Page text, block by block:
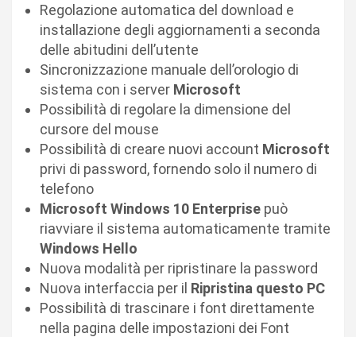
Regolazione automatica del download e
installazione degli aggiornamenti a seconda
delle abitudini dell’utente
Sincronizzazione manuale dell’orologio di
sistema con i server Microsoft
Possibilità di regolare la dimensione del
cursore del mouse
Possibilità di creare nuovi account Microsoft
privi di password, fornendo solo il numero di
telefono
Microsoft Windows 10 Enterprise può
riavviare il sistema automaticamente tramite
Windows Hello
Nuova modalità per ripristinare la password
Nuova interfaccia per il Ripristina questo PC
Possibilità di trascinare i font direttamente
nella pagina delle impostazioni dei Font